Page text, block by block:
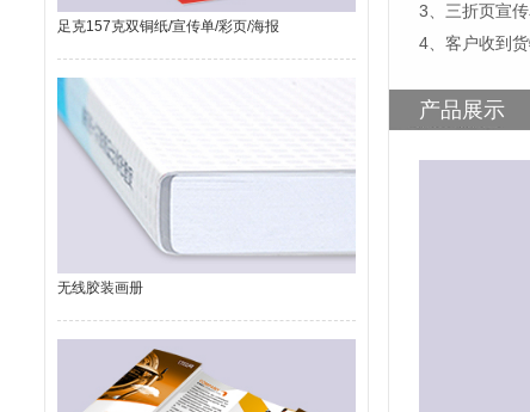
足克157克双铜纸/宣传单/彩页/海报
无线胶装画册
3、三折页宣
4、客户收到
产品展示